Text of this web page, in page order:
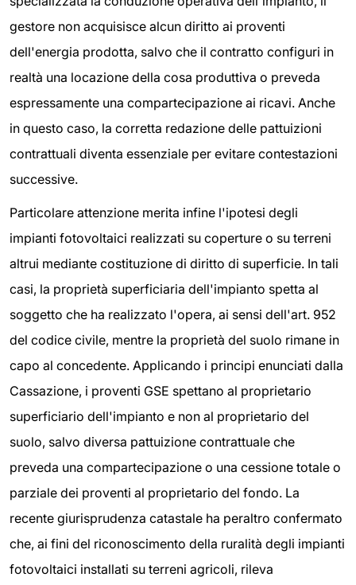
gestore non acquisisce alcun diritto ai proventi
dell'energia prodotta, salvo che il contratto configuri in
realtà una locazione della cosa produttiva o preveda
espressamente una compartecipazione ai ricavi. Anche
in questo caso, la corretta redazione delle pattuizioni
contrattuali diventa essenziale per evitare contestazioni
successive.
Particolare attenzione merita infine l'ipotesi degli
impianti fotovoltaici realizzati su coperture o su terreni
altrui mediante costituzione di diritto di superficie. In tali
casi, la proprietà superficiaria dell'impianto spetta al
soggetto che ha realizzato l'opera, ai sensi dell'art. 952
del codice civile, mentre la proprietà del suolo rimane in
capo al concedente. Applicando i principi enunciati dalla
Cassazione, i proventi GSE spettano al proprietario
superficiario dell'impianto e non al proprietario del
suolo, salvo diversa pattuizione contrattuale che
preveda una compartecipazione o una cessione totale o
parziale dei proventi al proprietario del fondo. La
recente giurisprudenza catastale ha peraltro confermato
che, ai fini del riconoscimento della ruralità degli impianti
fotovoltaici installati su terreni agricoli, rileva